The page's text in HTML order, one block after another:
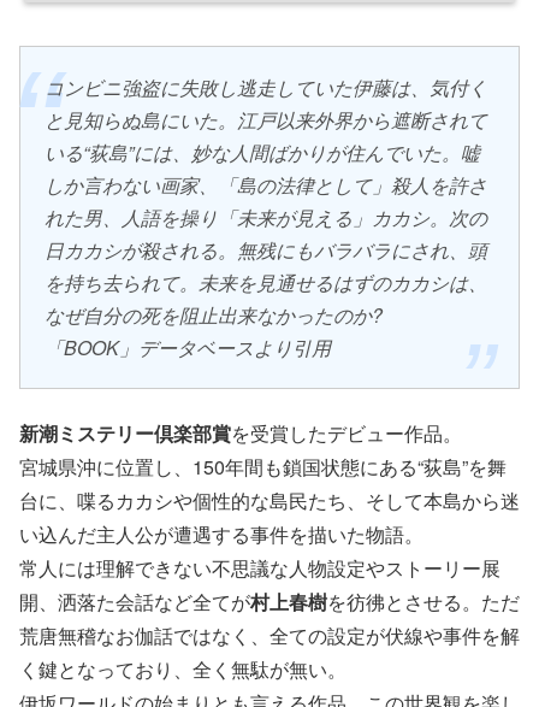
コンビニ強盗に失敗し逃走していた伊藤は、気付く
と見知らぬ島にいた。江戸以来外界から遮断されて
いる“荻島”には、妙な人間ばかりが住んでいた。嘘
しか言わない画家、「島の法律として」殺人を許さ
れた男、人語を操り「未来が見える」カカシ。次の
日カカシが殺される。無残にもバラバラにされ、頭
を持ち去られて。未来を見通せるはずのカカシは、
なぜ自分の死を阻止出来なかったのか?
「BOOK」データベースより引用
新潮ミステリー倶楽部賞を受賞したデビュー作品。
宮城県沖に位置し、150年間も鎖国状態にある“荻島”を舞
台に、喋るカカシや個性的な島民たち、そして本島から迷
い込んだ主人公が遭遇する事件を描いた物語。
常人には理解できない不思議な人物設定やストーリー展
開、洒落た会話など全てが村上春樹を彷彿とさせる。ただ
荒唐無稽なお伽話ではなく、全ての設定が伏線や事件を解
く鍵となっており、全く無駄が無い。